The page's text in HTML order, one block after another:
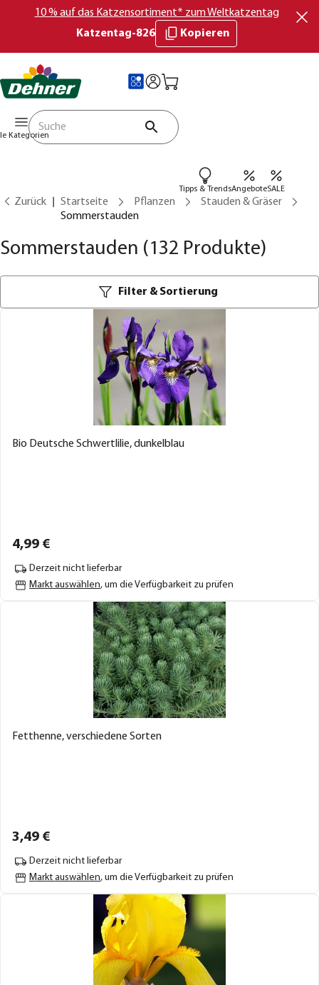
10 % auf das Katzensortiment* zum Weltkatzentag
Katzentag-826
Kopieren
Kategorien
Tipps & TrendsAngeboteSALE
Zurück Startseite Pflanzen
Stauden & Gräser
Sommerstauden
Sommerstauden (132 Produkte)
Filter & Sortierung
Bio Deutsche Schwertlilie, dunkelblau
4,99 €
Derzeit nicht lieferbar
Markt auswählen, um die Verfügbarkeit zu prüfen
Fetthenne, verschiedene Sorten
3,49 €
Derzeit nicht lieferbar
Markt auswählen, um die Verfügbarkeit zu prüfen